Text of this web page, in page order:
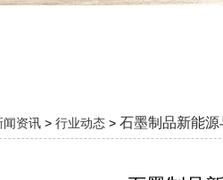
闻资讯 > 行业动态 > 石墨制品新能源